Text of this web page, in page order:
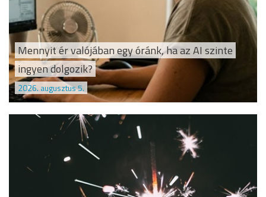
Mennyit ér valójában egy óránk, ha az AI szinte
ingyen dolgozik?
2026. augusztus 5.